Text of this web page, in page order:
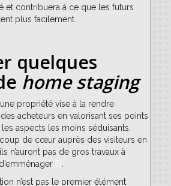
et contribuera à ce que les futurs
plus facilement.
quelques
home staging
propriété vise à la rendre
acheteurs en valorisant ses points
aspects les moins séduisants.
coup de cœur auprès des visiteurs en
n’auront pas de gros travaux à
[6]
n’est pas le premier élément